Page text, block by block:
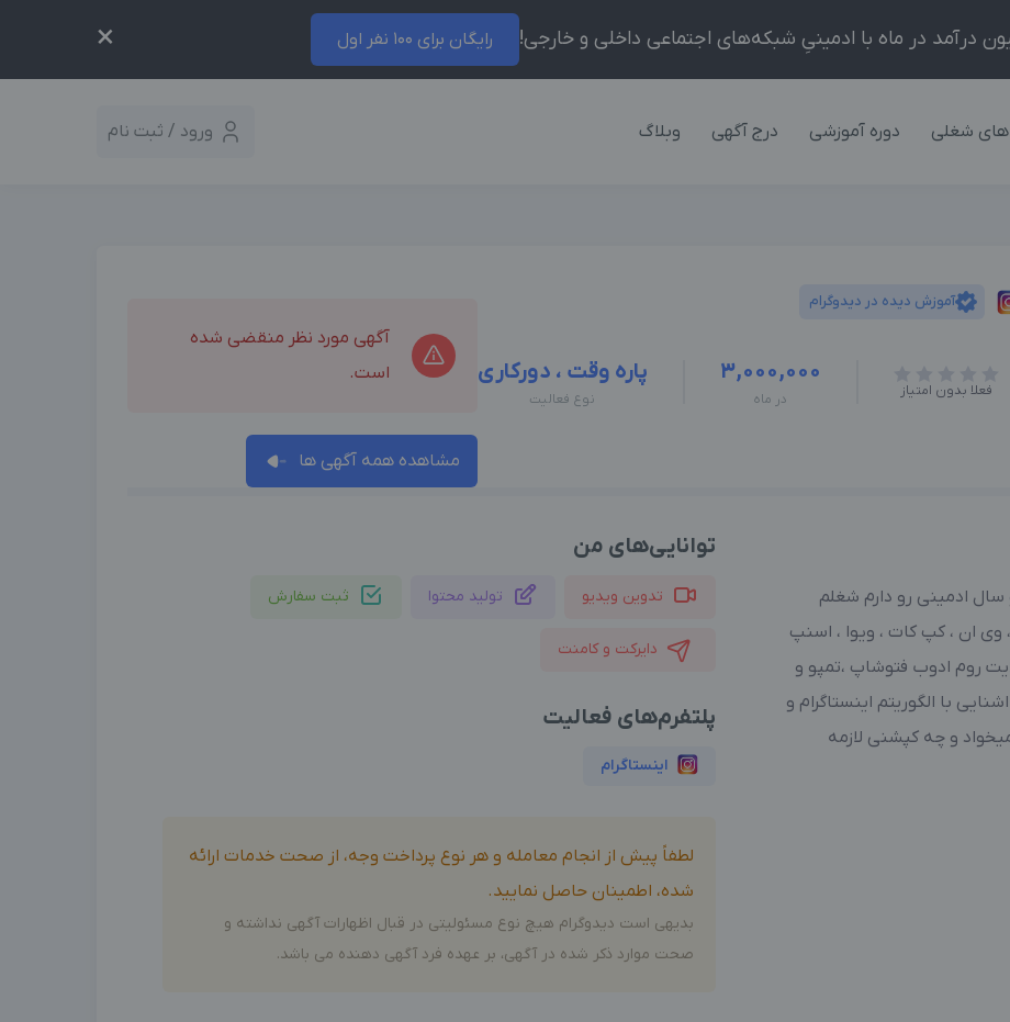
رایگان برای 100 نفر اول ×
شغلی دوره آموزشی درج آگهی وبلاگ ورود / ثبت نام
آموزش دیده در دیدوگرام
فعلا بدون امتیاز
3,000,000
در ماه
پاره وقت ، دورکاری
نوع فعالیت
آگهی مورد نظر منقضی شده
است.
مشاهده همه آگهی ها
ادمینی رو دارم شغلم
ان ، کپ کات ، ویوا ، اسنپ
روم ادوب فتوشاپ ،تمپو و
با الگوریتم اینستاگرام و
و چه کپشنی لازمه
توانایی‌های من
تدوین ویدیو تولید محتوا ثبت سفارش
دایرکت و کامنت
پلتفرم‌های فعالیت
اینستاگرام
لطفاً پیش از انجام معامله و هر نوع پرداخت وجه، از صحت خدمات ارائه
شده، اطمینان حاصل نمایید.
بدیهی است دیدوگرام هیچ نوع مسئولیتی در قبال اظهارات آگهی نداشته و
صحت موارد ذکر شده در آگهی، بر عهده فرد آگهی دهنده می باشد.